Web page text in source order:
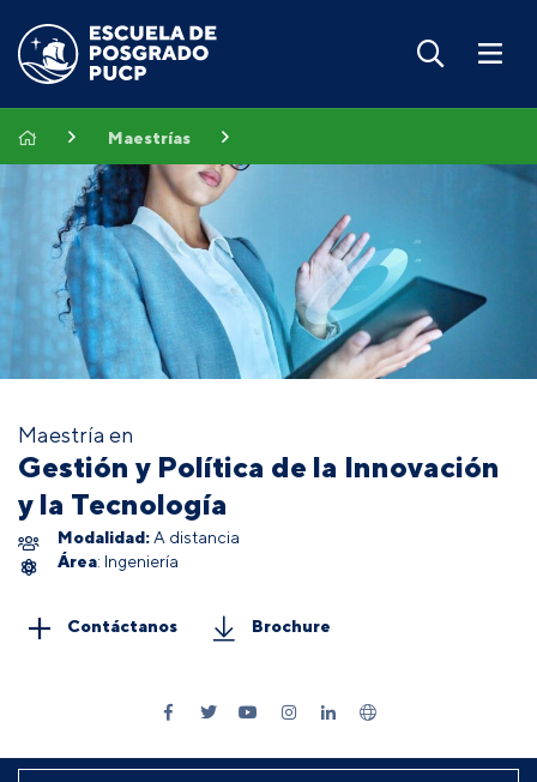
Maestrías
Maestría en
Gestión y Política de la Innovación
y la Tecnología
Modalidad: A distancia
Área: Ingeniería
Contáctanos Brochure